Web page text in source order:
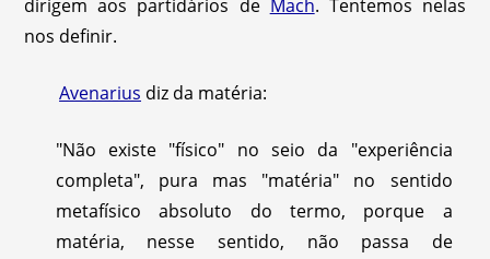
dirigem aos partidários de Mach. Tentemos nelas
nos definir.
Avenarius diz da matéria:
"Não existe "físico" no seio da "experiência
completa", pura mas "matéria" no sentido
metafísico absoluto do termo, porque a
matéria, nesse sentido, não passa de